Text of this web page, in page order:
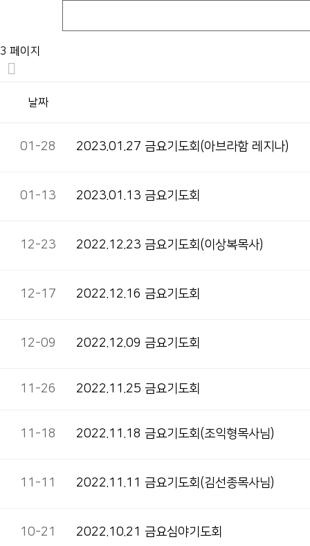
3 페이지
날짜
01-28 2023.01.27 금요기도회(아브라함 레지나)
01-13 2023.01.13 금요기도회
12-23 2022.12.23 금요기도회(이상복목사)
12-17 2022.12.16 금요기도회
12-09 2022.12.09 금요기도회
11-26 2022.11.25 금요기도회
11-18 2022.11.18 금요기도회(조익형목사님)
11-11 2022.11.11 금요기도회(김선종목사님)
10-21 2022.10.21 금요심야기도회